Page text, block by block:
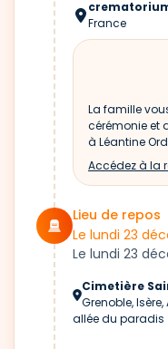
France
La famille
cérémonie et
à Léantine
Accédez à la
Lieu de repos
Le lundi 23
Le lundi 23
Cimetière
Grenoble,
allée du paradis